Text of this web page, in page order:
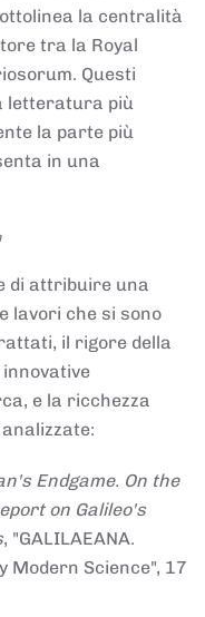
la centralità
tra la Royal
Questi
letteratura più
la parte più
in una
di attribuire una
lavori che si sono
il rigore della
e la ricchezza
Endgame. On the
on Galileo's
, "GALILAEANA.
Modern Science", 17